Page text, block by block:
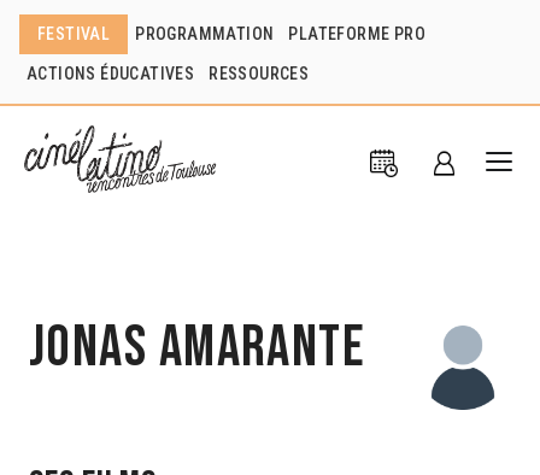
FESTIVAL PROGRAMMATION PLATEFORME PRO
ACTIONS ÉDUCATIVES RESSOURCES
Jonas Amarante